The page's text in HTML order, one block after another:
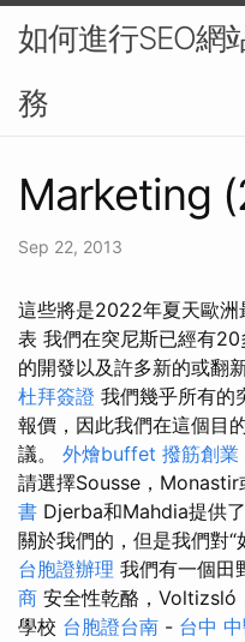
如何進行SEO網
務
Marketing
Sep 22, 2013
這些將是2022年夏天歐洲
表 我們在突尼斯已經有
的開發以及許多新的或翻
杜拜簽證 我們幾乎所有的
報價，因此我們在這個目
議。 外燴buffet 撥筋創業
請選擇Sousse，Monastir
書 Djerba和Mahdia提供
關於我們的，但是我們對“
台胞證辦理 我們有一個田
商 安全性乾酪，Voltizsló
學校 台胞證台南 - 台中